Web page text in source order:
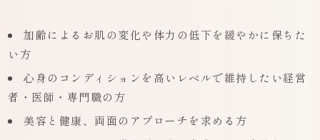
加齢によるお肌の変化や体力の低下を緩やかに保ちた
い方
心身のコンディションを高いレベルで維持したい経営
者・医師・専門職の方
美容と健康、両面のアプローチを求める方